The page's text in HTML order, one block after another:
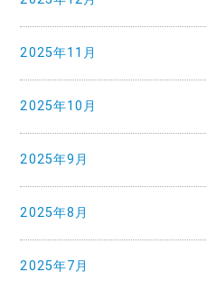
2025年11月
2025年10月
2025年9月
2025年8月
2025年7月